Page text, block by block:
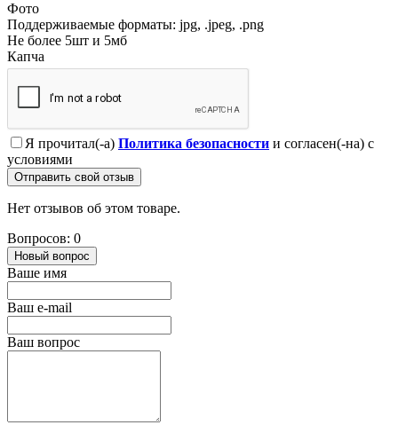
Фото
Поддерживаемые форматы: jpg, .jpeg, .png
Не более 5шт и 5мб
Капча
Я прочитал(-а) Политика безопасности и согласен(-на) с
условиями
Отправить свой отзыв
Нет отзывов об этом товаре.
Вопросов: 0
Новый вопрос
Ваше имя
Ваш e-mail
Ваш вопрос